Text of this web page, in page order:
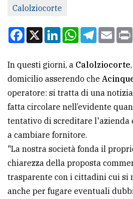
Scrivici
Per
la
pubblicità
CERCA
Cerca
per
comune
avanzata
Calolziocorte
Facebook
X LinkedInWhatsApp
Telegram
In questi giorni, a Calolziocorte
domicilio asserendo che
operatore: si tratta di una
fatta circolare nell’evidente
tentativo di screditare
a cambiare fornitore.
"La nostra società fonda il
chiarezza della proposta
trasparente con i cittadini cui si
anche per fugare eventuali